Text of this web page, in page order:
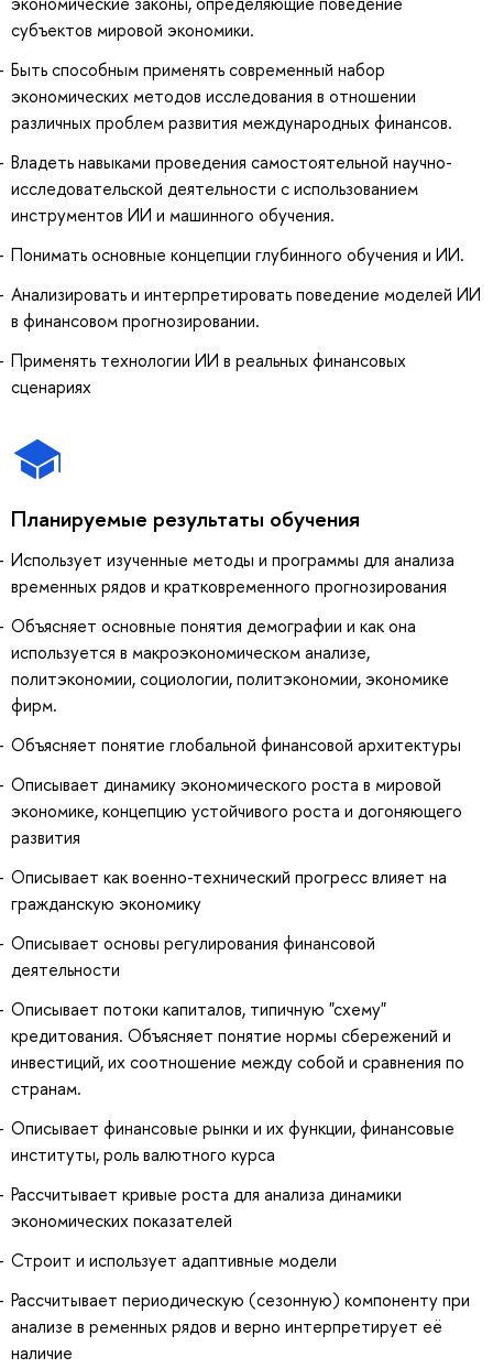
субъектов мировой экономики.
Быть способным применять современный набор
экономических методов исследования в отношении
различных проблем развития международных финансов.
Владеть навыками проведения самостоятельной научно-
исследовательской деятельности с использованием
инструментов ИИ и машинного обучения.
Понимать основные концепции глубинного обучения и ИИ.
Анализировать и интерпретировать поведение моделей ИИ
в финансовом прогнозировании.
Применять технологии ИИ в реальных финансовых
сценариях
Планируемые результаты обучения
Использует изученные методы и программы для анализа
временных рядов и кратковременного прогнозирования
Объясняет основные понятия демографии и как она
используется в макроэкономическом анализе,
политэкономии, социологии, политэкономии, экономике
фирм.
Объясняет понятие глобальной финансовой архитектуры
Описывает динамику экономического роста в мировой
экономике, концепцию устойчивого роста и догоняющего
развития
Описывает как военно-технический прогресс влияет на
гражданскую экономику
Описывает основы регулирования финансовой
деятельности
Описывает потоки капиталов, типичную "схему"
кредитования. Объясняет понятие нормы сбережений и
инвестиций, их соотношение между собой и сравнения по
странам.
Описывает финансовые рынки и их функции, финансовые
институты, роль валютного курса
Рассчитывает кривые роста для анализа динамики
экономических показателей
Строит и использует адаптивные модели
Рассчитывает периодическую (сезонную) компоненту при
анализе в ременных рядов и верно интерпретирует её
наличие